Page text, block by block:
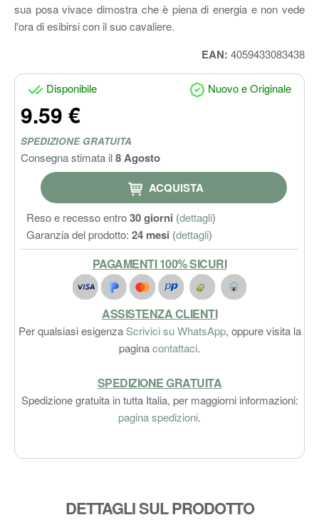
sua posa vivace dimostra che è piena di energia e non vede
l'ora di esibirsi con il suo cavaliere.
EAN: 4059433083438
Disponibile Nuovo e Originale
9.59 €
SPEDIZIONE GRATUITA
Consegna stimata il8 Agosto
ACQUISTA
Reso e recesso entro30 giorni (dettagli)
Garanzia del prodotto: 24 mesi (dettagli)
PAGAMENTI 100% SICURI
ASSISTENZA CLIENTI
Per qualsiasi esigenzaScrivici su WhatsApp, oppure visita la
paginacontattaci.
SPEDIZIONE GRATUITA
Spedizione gratuita in tutta Italia, per maggiorni informazioni:
pagina spedizioni.
DETTAGLI SUL PRODOTTO